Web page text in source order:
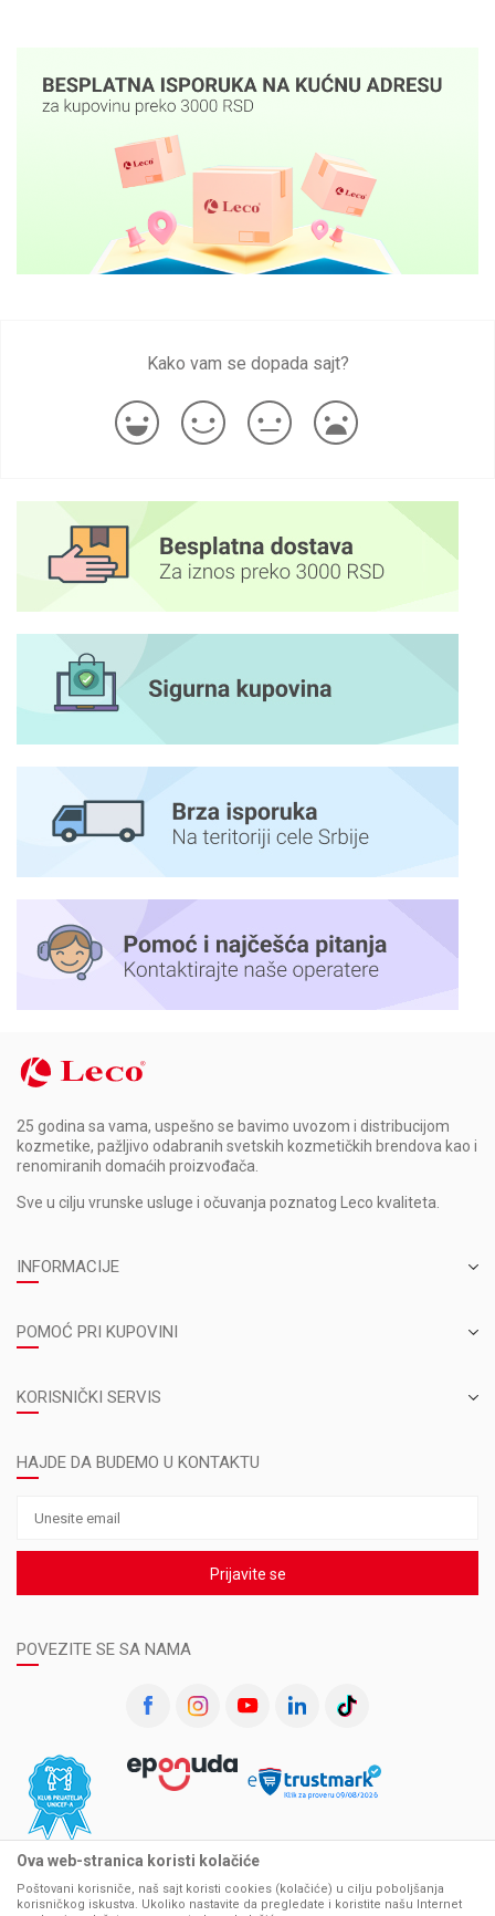
Kako vam se dopada sajt?
25 godina sa vama, uspešno se bavimo uvozom i distribucijom
kozmetike, pažljivo odabranih svetskih kozmetičkih brendova kao i
renomiranih domaćih proizvođača.
Sve u cilju vrunske usluge i očuvanja poznatog Leco kvaliteta.
INFORMACIJE
POMOĆ PRI KUPOVINI
KORISNIČKI SERVIS
HAJDE DA BUDEMO U KONTAKTU
Prijavite se
POVEZITE SE SA NAMA
Ova web-stranica koristi kolačiće
Poštovani korisniče, naš sajt koristi cookies (kolačiće) u cilju poboljšanja
korisničkog iskustva. Ukoliko nastavite da pregledate i koristite našu Internet